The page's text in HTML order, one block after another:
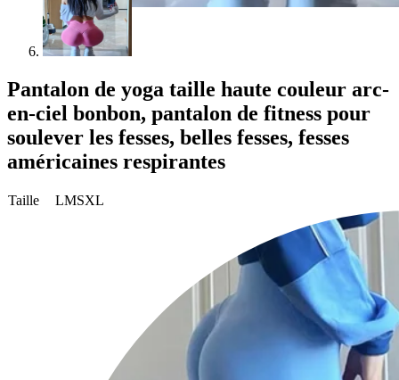
Pantalon de yoga taille haute couleur arc-
en-ciel bonbon, pantalon de fitness pour
soulever les fesses, belles fesses, fesses
américaines respirantes
Taille LMSXL